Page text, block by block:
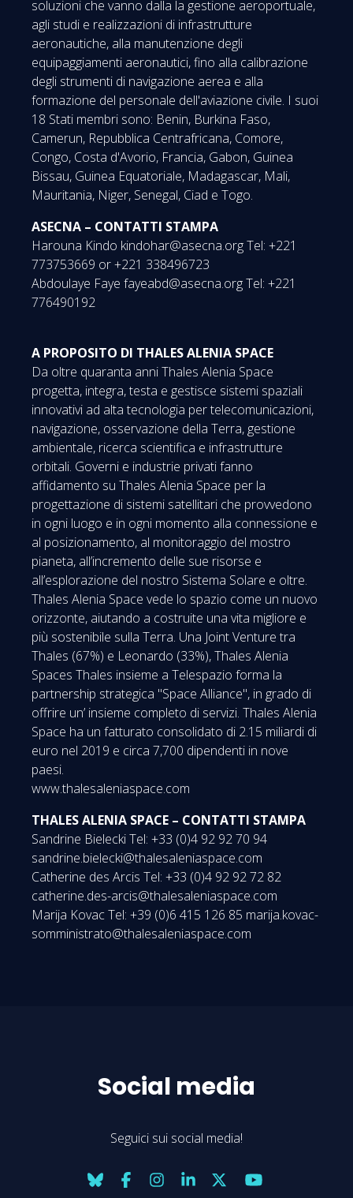
soluzioni che vanno dalla la gestione aeroportuale,
agli studi e realizzazioni di infrastrutture
aeronautiche, alla manutenzione degli
equipaggiamenti aeronautici, fino alla calibrazione
degli strumenti di navigazione aerea e alla
formazione del personale dell'aviazione civile. I suoi
18 Stati membri sono: Benin, Burkina Faso,
Camerun, Repubblica Centrafricana, Comore,
Congo, Costa d'Avorio, Francia, Gabon, Guinea
Bissau, Guinea Equatoriale, Madagascar, Mali,
Mauritania, Niger, Senegal, Ciad e Togo.
ASECNA – CONTATTI STAMPA
Harouna Kindo kindohar@asecna.org Tel: +221
773753669 or +221 338496723
Abdoulaye Faye fayeabd@asecna.org Tel: +221
776490192
A PROPOSITO DI THALES ALENIA SPACE
Da oltre quaranta anni Thales Alenia Space
progetta, integra, testa e gestisce sistemi spaziali
innovativi ad alta tecnologia per telecomunicazioni,
navigazione, osservazione della Terra, gestione
ambientale, ricerca scientifica e infrastrutture
orbitali. Governi e industrie privati fanno
affidamento su Thales Alenia Space per la
progettazione di sistemi satellitari che provvedono
in ogni luogo e in ogni momento alla connessione e
al posizionamento, al monitoraggio del mostro
pianeta, all’incremento delle sue risorse e
all’esplorazione del nostro Sistema Solare e oltre.
Thales Alenia Space vede lo spazio come un nuovo
orizzonte, aiutando a costruite una vita migliore e
più sostenibile sulla Terra. Una Joint Venture tra
Thales (67%) e Leonardo (33%), Thales Alenia
Spaces Thales insieme a Telespazio forma la
partnership strategica "Space Alliance", in grado di
offrire un’ insieme completo di servizi. Thales Alenia
Space ha un fatturato consolidato di 2.15 miliardi di
euro nel 2019 e circa 7,700 dipendenti in nove
paesi.
www.thalesaleniaspace.com
THALES ALENIA SPACE – CONTATTI STAMPA
Sandrine Bielecki Tel: +33 (0)4 92 92 70 94
sandrine.bielecki@thalesaleniaspace.com
Catherine des Arcis Tel: +33 (0)4 92 92 72 82
catherine.des-arcis@thalesaleniaspace.com
Marija Kovac Tel: +39 (0)6 415 126 85 marija.kovac-
somministrato@thalesaleniaspace.com
Social media
Seguici sui social media!